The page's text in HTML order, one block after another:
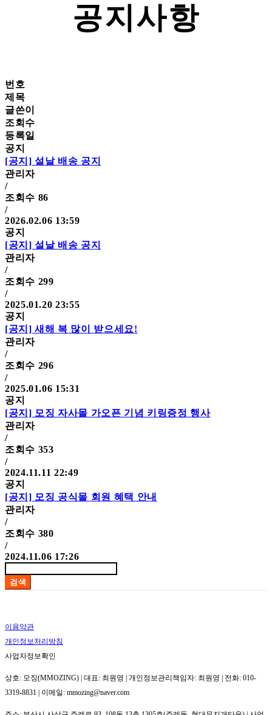
공지사항
번호
제목
글쓴이
조회수
등록일
공지
[공지]설날 배송 공지
관리자
/
조회수 86
/
2026.02.06 13:59
공지
[공지]설날 배송 공지
관리자
/
조회수 299
/
2025.01.20 23:55
공지
[공지]새해 복 많이 받으세요!
관리자
/
조회수 296
/
2025.01.06 15:31
공지
[공지] 모징 자사몰 가오픈 기념 키링증정 행사
관리자
/
조회수 353
/
2024.11.11 22:49
공지
[공지] 모징 공식몰 회원 혜택 안내
관리자
/
조회수 380
/
2024.11.06 17:26
검색
이용약관
개인정보처리방침
사업자정보확인
상호: 모징(MMOZING) | 대표: 최원영 | 개인정보관리책임자: 최원영 | 전화: 010-
3319-8831 | 이메일: mmozing@naver.com